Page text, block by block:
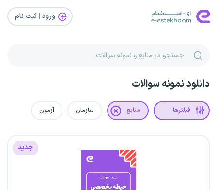
ورود | ثبت‌ نام
دانلود نمونه سوالات
فیلترها منابع سازمان آزمون
جدید